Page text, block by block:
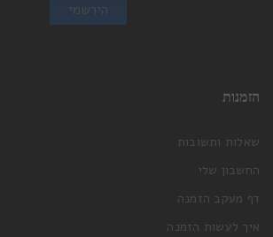
הירשמי
הזמנות
שאלות ותשובות
החשבון שלי
דף מעקב הזמנה
איך לעשות הזמנה